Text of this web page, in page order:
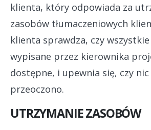
klienta, który odpowiada za
zasobów tłumaczeniowych
klienta sprawdza, czy
wypisane przez kierownika
dostępne, i upewnia się, czy
przeoczono.
UTRZYMANIE ZASOBÓW